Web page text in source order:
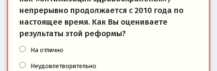
непрерывно продолжается с 2010 года по
настоящее время. Как Вы оцениваете
результаты этой реформы?
На отлично
Неудовлетворительно